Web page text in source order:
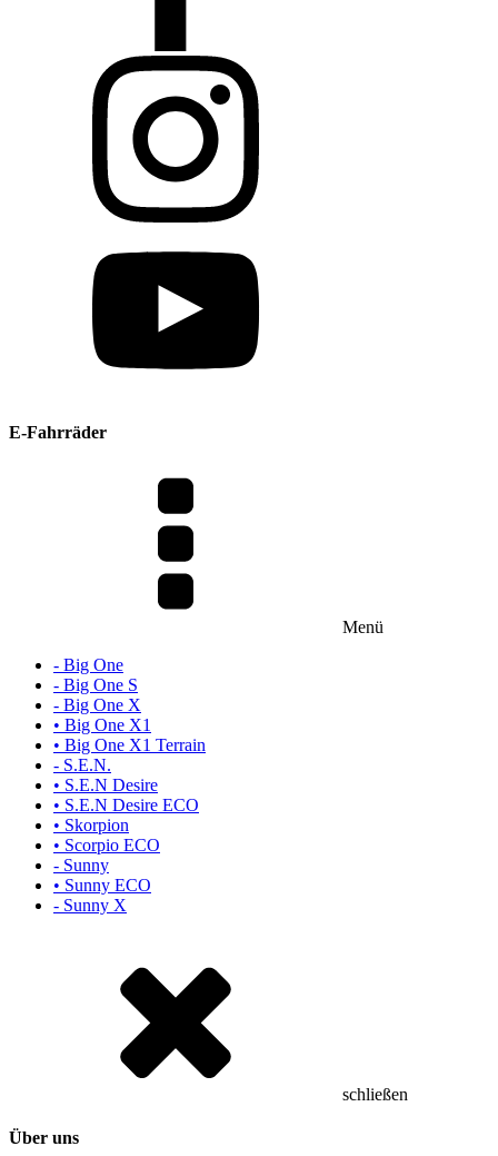
E-Fahrräder
Menü
- Big One
- Big One S
- Big One X
• Big One X1
• Big One X1 Terrain
- S.E.N.
• S.E.N Desire
• S.E.N Desire ECO
• Skorpion
• Scorpio ECO
- Sunny
• Sunny ECO
- Sunny X
schließen
Über uns